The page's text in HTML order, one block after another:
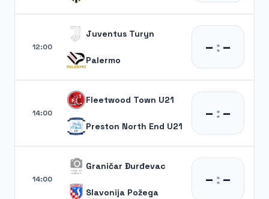
12:00
Juventus Turyn
Palermo
– :–
14:00
Fleetwood Town U21
Preston North End U21
– :–
14:00
Graničar Đurđevac
Slavonija Požega
– :–